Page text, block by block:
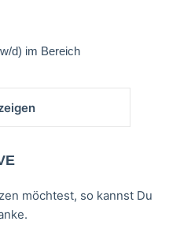
d) im Bereich
möchtest, so kannst Du